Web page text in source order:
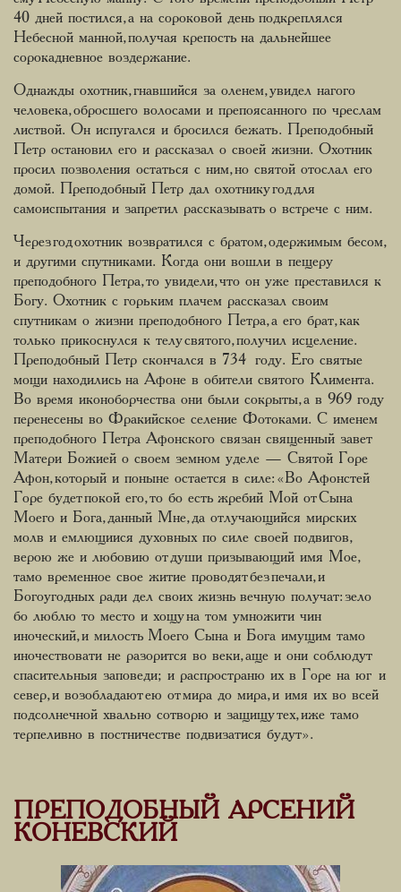
40 дней постился, а на сороковой день подкреплялся
Небесной манной, получая крепость на дальнейшее
сорокадневное воздержание.
Однажды охотник, гнавшийся за оленем, увидел нагого
человека, обросшего волосами и препоясанного по чреслам
листвой. Он испугался и бросился бежать. Преподобный
Петр остановил его и рассказал о своей жизни. Охотник
просил позволения остаться с ним, но святой отослал его
домой. Преподобный Петр дал охотнику год для
самоиспытания и запретил рассказывать о встрече с ним.
Через год охотник возвратился с братом, одержимым бесом,
и другими спутниками. Когда они вошли в пещеру
преподобного Петра, то увидели, что он уже преставился к
Богу. Охотник с горьким плачем рассказал своим
спутникам о жизни преподобного Петра, а его брат, как
только прикоснулся к телу святого, получил исцеление.
Преподобный Петр скончался в 734 году. Его святые
мощи находились на Афоне в обители святого Климента.
Во время иконоборчества они были сокрыты, а в 969 году
перенесены во Фракийское селение Фотоками. С именем
преподобного Петра Афонского связан священный завет
Матери Божией о своем земном уделе — Святой Горе
Афон, который и поныне остается в силе: «Во Афонстей
Горе будет покой его, то бо есть жребий Мой от Сына
Моего и Бога, данный Мне, да отлучающийся мирских
молв и емлющиися духовных по силе своей подвигов,
верою же и любовию от души призывающий имя Мое,
тамо временное свое житие проводят без печали, и
Богоугодных ради дел своих жизнь вечную получат: зело
бо люблю то место и хощу на том умножити чин
иноческий, и милость Моего Сына и Бога имущим тамо
иночествовати не разорится во веки, аще и они соблюдут
спасительныя заповеди; и распространю их в Горе на юг и
север, и возобладают ею от мира до мира, и имя их во всей
подсолнечной хвально сотворю и защищу тех, иже тамо
терпеливно в постничестве подвизатися будут».
ПРЕПОДОБНЫЙ АРСЕНИЙ
КОНЕВСКИЙ